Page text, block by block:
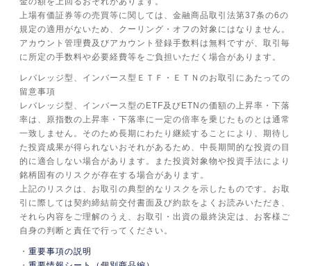
上場有価証券等の売買等に関しては、金融商品取引法第37条の6の
規定の適用がないため、クーリング・オフの対象にはなりません。
アカウント管理費及びアカウント登録手数料は無料ですが、取引毎
に所定の手数料や必要経費等をご負担いただく場合があります。
レバレッジ型、インバース型ＥＴＦ・ＥＴＮのお取引にあたっての
留意事項
レバレッジ型、インバース型のETF及びETNの価額の上昇率・下落
率は、原指数の上昇率・下落率に一定の倍率を乗じたものとは通常
一致しません。そのため長期にわたり継続することにより、期待し
た投資成果が得られないおそれがあるため、中長期間的な投資の目
的に適合しない場合があります。また投資対象物や投資手法により
銘柄固有のリスクが存在する場合があります。
上記のリスクは、お取引の典型的なリスクを示したものです。お取
引に際しては契約締結前交付書面及び約款をよくお読みいただき、
それら内容をご理解のうえ、お取引・出資の最終決定は、お客様ご
自身の判断と責任で行ってください。
重要事項の説明